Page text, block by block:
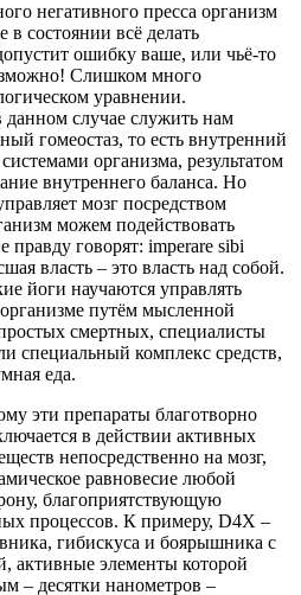
негативного пресса организм
в состоянии всё делать
ошибку ваше, или чьё-то
Слишком много
уравнении.
случае служить нам
гомеостаз, то есть внутренний
организма, результатом
внутреннего баланса. Но
мозг посредством
можем подействовать
правду говорят: imperare sibi
власть – это власть над собой.
йоги научаются управлять
путём мысленной
смертных, специалисты
специальный комплекс средств,
еда.
эти препараты благотворно
в действии активных
непосредственно на мозг,
равновесие любой
благоприятствующую
процессов. К примеру, D4X –
гибискуса и боярышника с
активные элементы которой
– десятки нанометров –